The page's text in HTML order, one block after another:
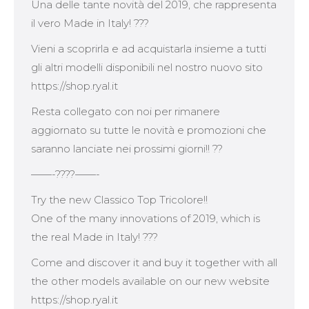
Una delle tante novità del 2019, che rappresenta
il vero Made in Italy! ???
Vieni a scoprirla e ad acquistarla insieme a tutti
gli altri modelli disponibili nel nostro nuovo sito
https://shop.ryal.it
Resta collegato con noi per rimanere
aggiornato su tutte le novità e promozioni che
saranno lanciate nei prossimi giorni!! ??
——-????——-
Try the new Classico Top Tricolore!!
One of the many innovations of 2019, which is
the real Made in Italy! ???
Come and discover it and buy it together with all
the other models available on our new website
https://shop.ryal.it